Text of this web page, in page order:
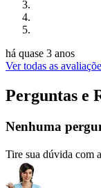
há quase 3 anos
Ver todas as
Perguntas e
Nenhuma
Tire sua dúvida com